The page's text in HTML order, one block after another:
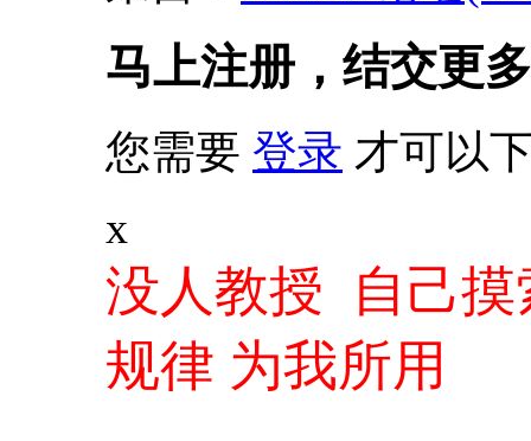
马上注册，结交更
您需要 登录 才可以
x
没人教授 自己摸
规律 为我所用